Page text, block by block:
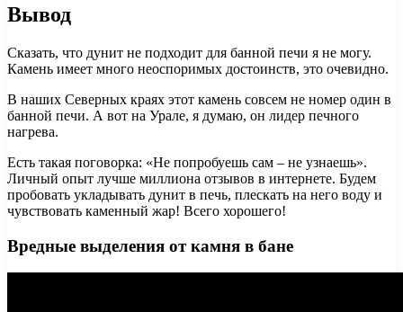
Вывод
Сказать, что дунит не подходит для банной печи я не могу.
Камень имеет много неоспоримых достоинств, это очевидно.
В наших Северных краях этот камень совсем не номер один в
банной печи. А вот на Урале, я думаю, он лидер печного
нагрева.
Есть такая поговорка: «Не попробуешь сам – не узнаешь».
Личный опыт лучше миллиона отзывов в интернете. Будем
пробовать укладывать дунит в печь, плескать на него воду и
чувствовать каменный жар! Всего хорошего!
Вредные выделения от камня в бане